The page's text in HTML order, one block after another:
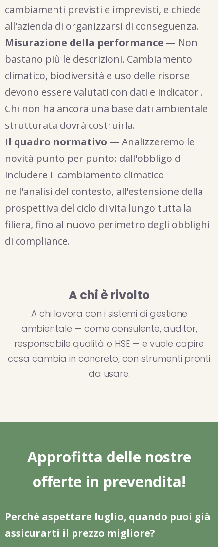
cambiamenti previsti e imprevisti, e chiede
all'azienda di organizzarsi di conseguenza.
Misurazione della performance — Non
bastano più le descrizioni. Cambiamento
climatico, biodiversità e uso delle risorse
devono essere valutati con dati e indicatori.
Chi non ha ancora una base dati ambientale
strutturata dovrà costruirla.
Il quadro normativo — Analizzeremo le
novità punto per punto: dall'obbligo di
includere il cambiamento climatico
nell'analisi del contesto, all'estensione della
prospettiva del ciclo di vita lungo tutta la
filiera, fino al nuovo perimetro degli obblighi
di compliance.
A chi è rivolto
A chi lavora con i sistemi di gestione
ambientale — come consulente, auditor,
responsabile qualità o HSE — e vuole capire
cosa cambia in concreto, con strumenti pronti
da usare.
Approfitta delle nostre
offerte in prevendita!
Perché aspettare luglio, quando puoi già
assicurarti il prezzo migliore?